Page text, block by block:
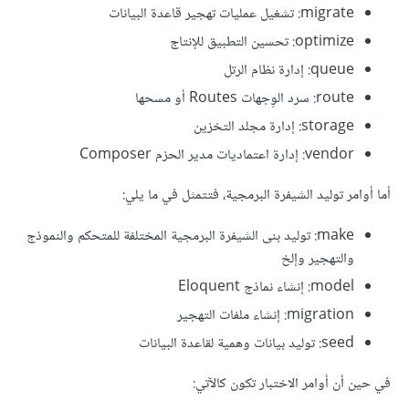
migrate: تشغيل عمليات تهجير قاعدة البيانات
optimize: تحسين التطبيق للإنتاج
queue: إدارة نظام الرتل
route: سرد الوِجهات Routes أو مسحها
storage: إدارة مجلد التخزين
vendor: إدارة اعتماديات مدير الحزم Composer
أما أوامر توليد الشيفرة البرمجية، فتتمثل في ما يلي:
make: توليد بنى الشيفرة البرمجية المختلفة للمتحكم والنموذج
والتهجير وإلخ
model: إنشاء نماذج Eloquent
migration: إنشاء ملفات التهجير
seed: توليد بيانات وهمية لقاعدة البيانات
في حين أن أوامر الاختبار تكون كالآتي: